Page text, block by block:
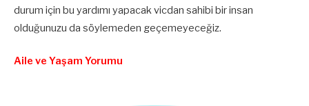
durum için bu yardımı yapacak vicdan sahibi bir insan
olduğunuzu da söylemeden geçemeyeceğiz.
Aile ve Yaşam Yorumu